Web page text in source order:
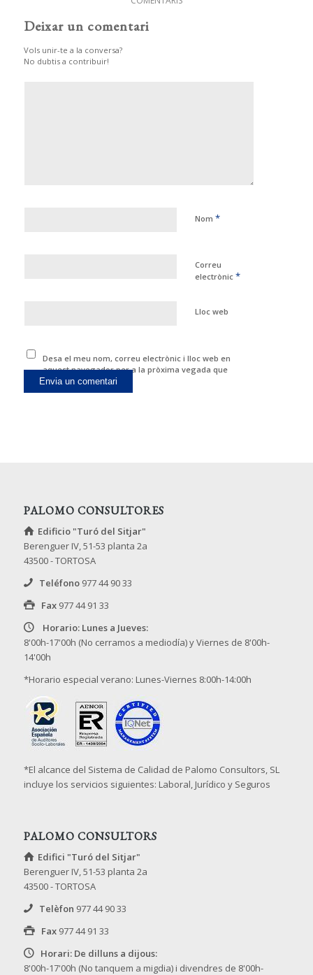
Deixar un comentari
Vols unir-te a la conversa?
No dubtis a contribuir!
Nom *
Correu
electrònic *
Lloc web
Desa el meu nom, correu electrònic i lloc web en
aquest navegador per a la pròxima vegada que
comenti.
PALOMO CONSULTORES
Edificio "Turó del Sitjar"
Berenguer IV, 51-53 planta 2a
43500 - TORTOSA
Teléfono 977 44 90 33
Fax 977 44 91 33
Horario: Lunes a Jueves:
8'00h-17'00h (No cerramos a mediodía) y Viernes de 8'00h-
14'00h
*Horario especial verano: Lunes-Viernes 8:00h-14:00h
*El alcance del Sistema de Calidad de Palomo Consultors, SL
incluye los servicios siguientes: Laboral, Jurídico y Seguros
PALOMO CONSULTORS
Edifici "Turó del Sitjar"
Berenguer IV, 51-53 planta 2a
43500 - TORTOSA
Telèfon 977 44 90 33
Fax 977 44 91 33
Horari: De dilluns a dijous:
8'00h-17'00h (No tanquem a migdia) i divendres de 8'00h-